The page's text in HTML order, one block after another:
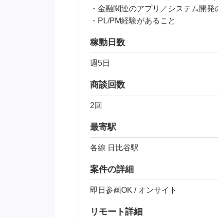
・金融関連のアプリ／システム開発
・PL/PM経験があること
稼動日数
週5日
商談回数
2回
最寄駅
各線 日比谷駅
案件の詳細
即日参画OK / オンサイト
リモート詳細